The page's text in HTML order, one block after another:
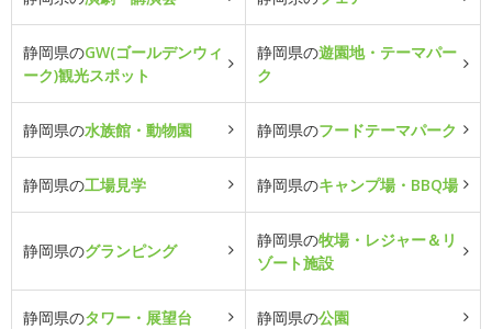
静岡県のGW(ゴールデンウィ
ーク)観光スポット
静岡県の遊園地・テーマパー
ク
静岡県の水族館・動物園 静岡県のフードテーマパーク
静岡県の工場見学 静岡県のキャンプ場・BBQ場
静岡県のグランピング
静岡県の牧場・レジャー＆リ
ゾート施設
静岡県のタワー・展望台 静岡県の公園